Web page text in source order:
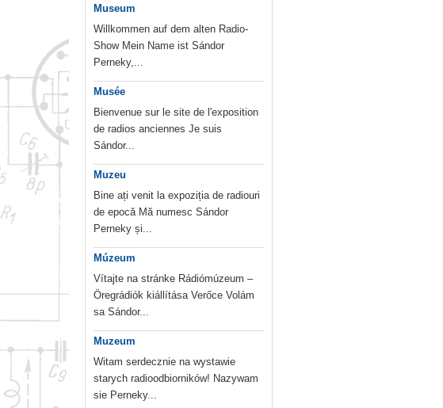
Museum
Willkommen auf dem alten Radio-
Show Mein Name ist Sándor
Perneky,...
Musée
Bienvenue sur le site de l'exposition
de radios anciennes Je suis
Sándor...
Muzeu
Bine ați venit la expoziția de radiouri
de epocă Mă numesc Sándor
Perneky și...
Múzeum
Vítajte na stránke Rádiómúzeum –
Öregrádiók kiállítása Verőce Volám
sa Sándor...
Muzeum
Witam serdecznie na wystawie
starych radioodbiorników! Nazywam
sie Perneky...